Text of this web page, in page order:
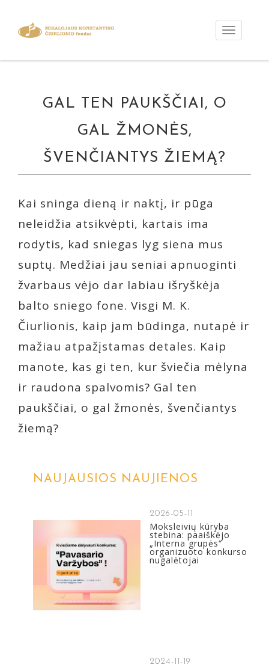
GAL TEN PAUKŠČIAI, O
GAL ŽMONĖS,
ŠVENČIANTYS ŽIEMĄ?
Kai sninga dieną ir naktį, ir pūga
neleidžia atsikvėpti, kartais ima
rodytis, kad sniegas lyg siena mus
suptų. Medžiai jau seniai apnuoginti
žvarbaus vėjo dar labiau išryškėja
balto sniego fone. Visgi M. K.
Čiurlionis, kaip jam būdinga, nutapė ir
mažiau atpažįstamas detales. Kaip
manote, kas gi ten, kur šviečia mėlyna
ir raudona spalvomis? Gal ten
paukščiai, o gal žmonės, švenčiantys
žiemą?
NAUJAUSIOS NAUJIENOS
2026-05-11
Moksleivių kūryba
stebina: paaiškėjo
„Interna grupės“
organizuoto konkurso
nugalėtojai
2024-11-19